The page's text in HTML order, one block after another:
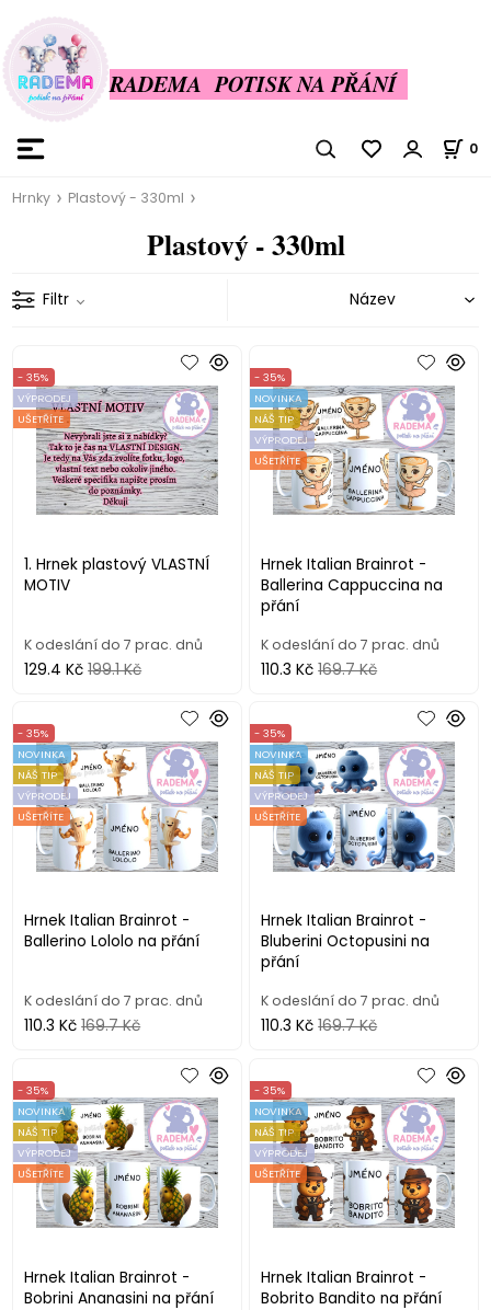
RADEMA POTISK NA PŘÁNÍ
0
Hrnky Plastový - 330ml
Plastový - 330ml
Filtr
1. Hrnek plastový VLASTNÍ
MOTIV
- 35%
VÝPRODEJ
UŠETŘÍTE
K odeslání do 7 prac. dnů
129.4 Kč 199.1 Kč
Hrnek Italian Brainrot -
Ballerina Cappuccina na
přání
- 35%
NOVINKA
NÁŠ TIP
VÝPRODEJ
UŠETŘÍTE
K odeslání do 7 prac. dnů
110.3 Kč 169.7 Kč
Hrnek Italian Brainrot -
Ballerino Lololo na přání
- 35%
NOVINKA
NÁŠ TIP
VÝPRODEJ
UŠETŘÍTE
K odeslání do 7 prac. dnů
110.3 Kč 169.7 Kč
Hrnek Italian Brainrot -
Bluberini Octopusini na
přání
- 35%
NOVINKA
NÁŠ TIP
VÝPRODEJ
UŠETŘÍTE
K odeslání do 7 prac. dnů
110.3 Kč 169.7 Kč
Hrnek Italian Brainrot -
Bobrini Ananasini na přání
- 35%
NOVINKA
NÁŠ TIP
VÝPRODEJ
UŠETŘÍTE
Hrnek Italian Brainrot -
Bobrito Bandito na přání
- 35%
NOVINKA
NÁŠ TIP
VÝPRODEJ
UŠETŘÍTE